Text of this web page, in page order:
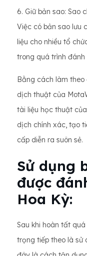
6. Giữ bản sao: Sao
Việc có bản sao lưu
liệu cho nhiều tổ
trong quá trình đánh
Bằng cách làm
dịch thuật của
tài liệu học thuật
dịch chính xác, tạo
cấp diễn ra suôn sẻ.
Sử dụng
được
Hoa Kỳ:
Sau khi hoàn tất
trọng tiếp theo là sử